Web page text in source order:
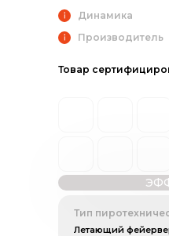
Тип
Летающий
Товар
Динамика
Производитель